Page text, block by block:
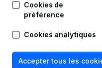
Cookies de
préférence
Cookies analytiques
Accepter tous les
Compliance et prévention
de la fraude
Consulter des comptes
Recherche de numéro de